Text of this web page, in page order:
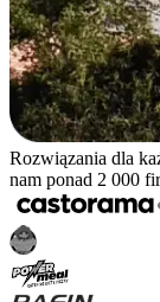
Rozwiązania dla
nam ponad 2 000